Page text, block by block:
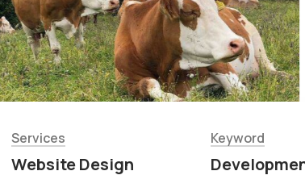
Services
Website Design
Keyword